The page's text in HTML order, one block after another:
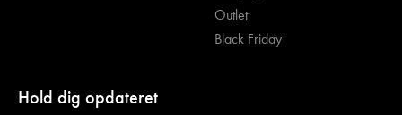
Outlet
Black Friday
Hold dig opdateret